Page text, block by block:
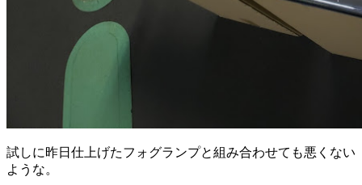
試しに昨日仕上げたフォグランプと組み合わせても悪くない
ような。